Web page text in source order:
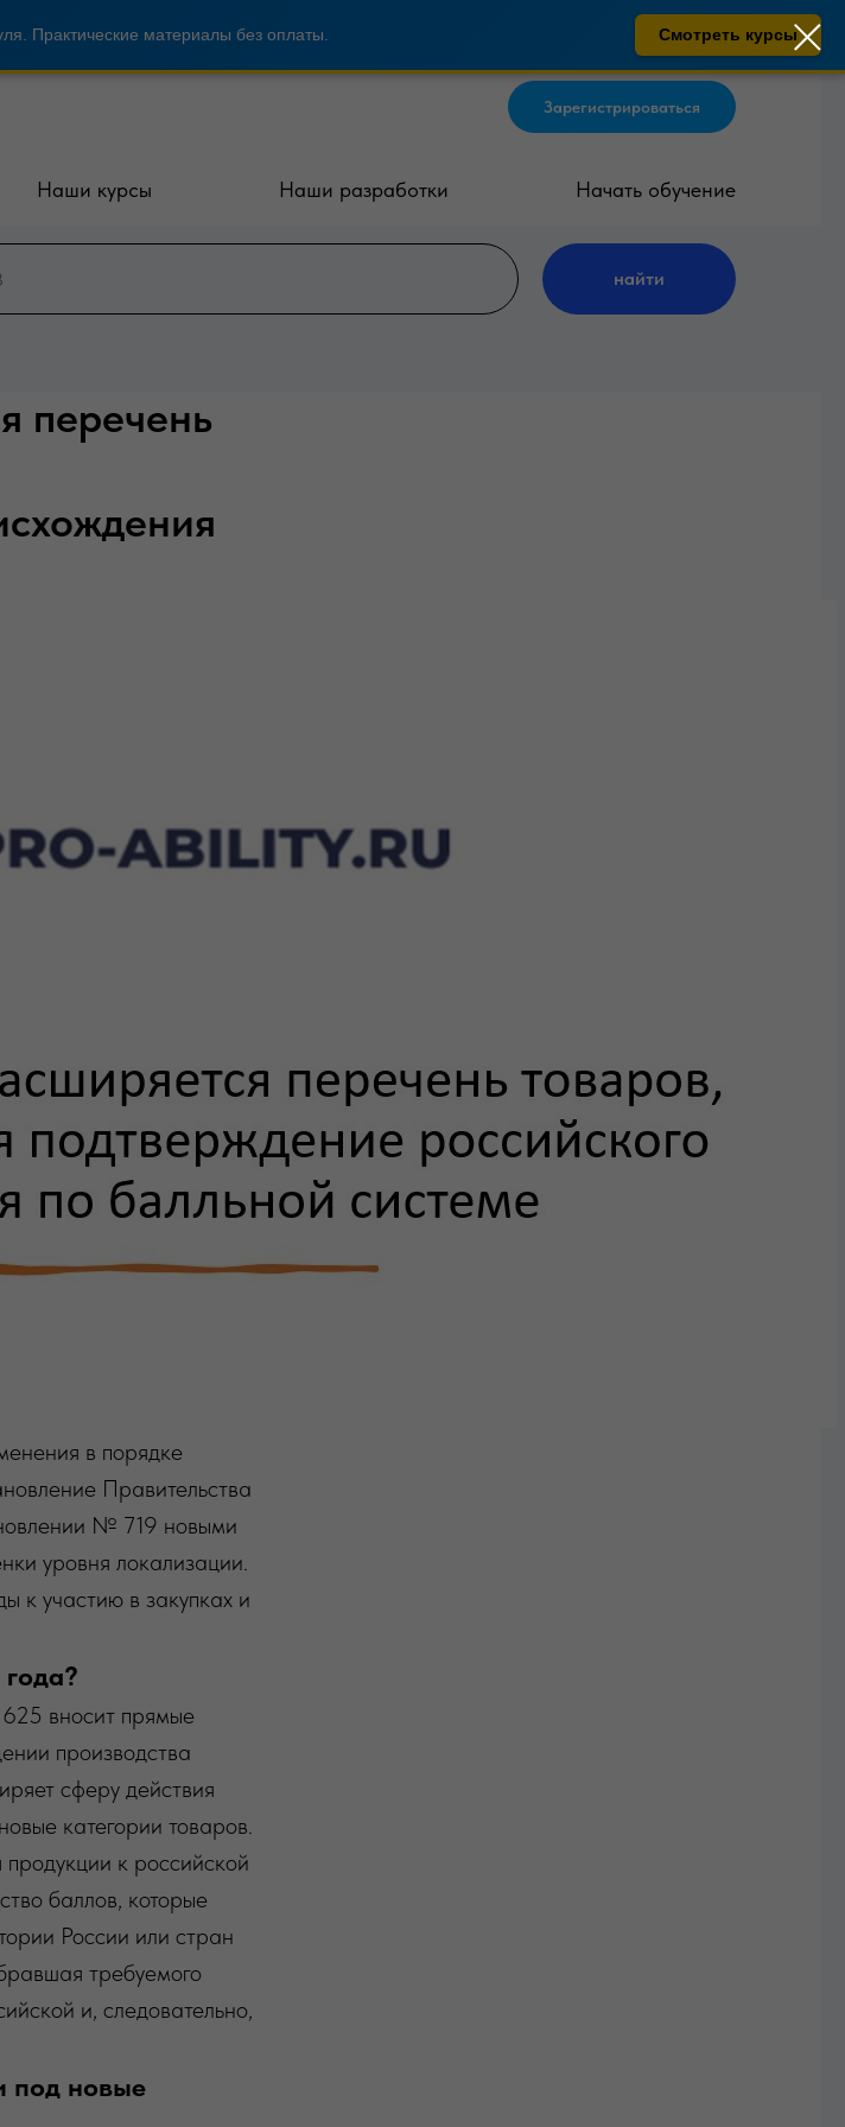
Практические материалы без оплаты. Смотреть курсы
Зарегистрироваться
Наши курсы Наши разработки Начать обучение
найти
перечень
в порядке
Правительства
№ 719 новыми
уровня локализации.
к участию в закупках и
вносит прямые
производства
сферу действия
категории товаров.
продукции к российской
баллов, которые
России или стран
требуемого
и, следовательно,
под новые